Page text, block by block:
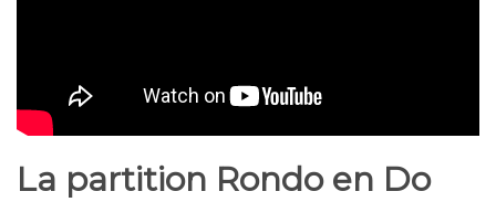
La partition Rondo en Do